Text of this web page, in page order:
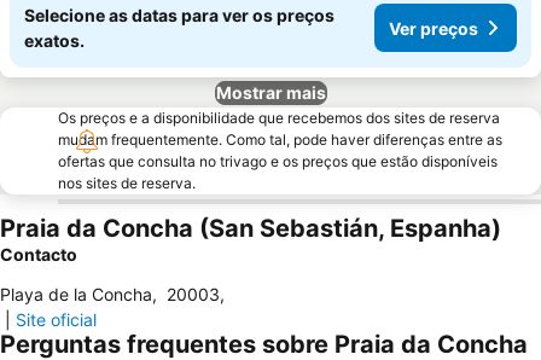
Selecione as datas para ver os preços
exatos.
Ver preços
Mostrar mais
Os preços e a disponibilidade que recebemos dos sites de reserva
mudam frequentemente. Como tal, pode haver diferenças entre as
ofertas que consulta no trivago e os preços que estão disponíveis
nos sites de reserva.
Praia da Concha (San Sebastián, Espanha)
Contacto
Playa de la Concha, 20003,
Site oficial
Perguntas frequentes sobre Praia da Concha